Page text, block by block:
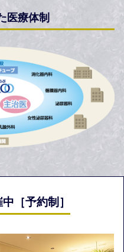
医療体制
［予約制］